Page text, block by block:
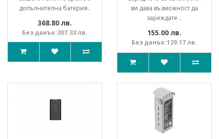
допълнителна батерия..
368.80 лв.
Без данък:307.33 лв.
ви дава възможност да
зареждате ..
155.00 лв.
Без данък:129.17 лв.